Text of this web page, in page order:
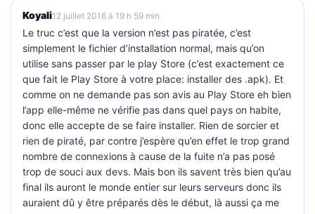
Koyali12 juillet 2016 à 19 h 59 min
Le truc c’est que la version n’est pas piratée, c’est
simplement le fichier d’installation normal, mais qu’on
utilise sans passer par le play Store (c’est exactement ce
que fait le Play Store à votre place: installer des .apk). Et
comme on ne demande pas son avis au Play Store eh bien
l’app elle-même ne vérifie pas dans quel pays on habite,
donc elle accepte de se faire installer. Rien de sorcier et
rien de piraté, par contre j’espère qu’en effet le trop grand
nombre de connexions à cause de la fuite n’a pas posé
trop de souci aux devs. Mais bon ils savent très bien qu’au
final ils auront le monde entier sur leurs serveurs donc ils
auraient dû y être préparés dès le début, là aussi ça me